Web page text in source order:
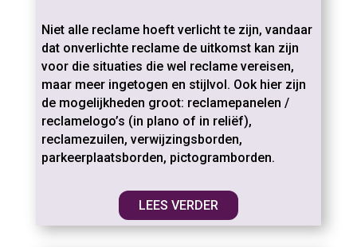
Niet alle reclame hoeft verlicht te zijn, vandaar
dat onverlichte reclame de uitkomst kan zijn
voor die situaties die wel reclame vereisen,
maar meer ingetogen en stijlvol. Ook hier zijn
de mogelijkheden groot: reclamepanelen /
reclamelogo’s (in plano of in reliëf),
reclamezuilen, verwijzingsborden,
parkeerplaatsborden, pictogramborden.
LEES VERDER